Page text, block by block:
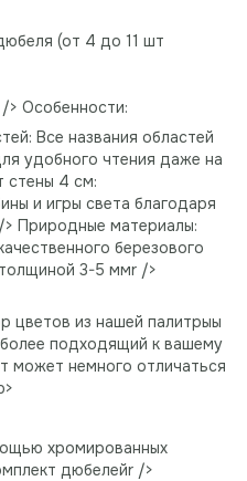
(от 4 до 11 шт
> Особенности:
Все названия областей
удобного чтения даже на
стены 4 см:
и игры света благодаря
Природные материалы:
березового
3-5 ммr />
цветов из нашей палитрыы
подходящий к вашему
может немного отличаться
хромированных
дюбелейr />